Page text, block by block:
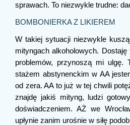
sprawach. To niezwykle trudne:
BOMBONIERKA Z LIKIEREM
W takiej sytuacji niezwykle
mityngach alkoholowych.
problemów, przynoszą mi ulgę.
stażem abstynenckim w AA
od zera. AA to już w tej chwili
znajdę jakiś mityng, ludzi
doświadczeniem. AŻ we
upłynie zanim urośnie w siłę